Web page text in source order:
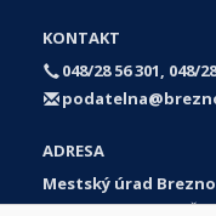
KONTAKT
048/28 56 301, 048/
ADRESA
Mestský úrad Brezno
Námestie gen. M. R.